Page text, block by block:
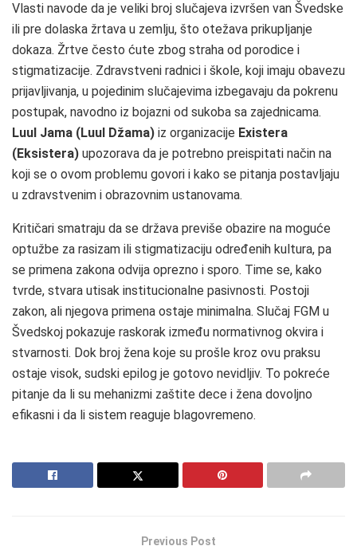
Vlasti navode da je veliki broj slučajeva izvršen van Švedske
ili pre dolaska žrtava u zemlju, što otežava prikupljanje
dokaza. Žrtve često ćute zbog straha od porodice i
stigmatizacije. Zdravstveni radnici i škole, koji imaju obavezu
prijavljivanja, u pojedinim slučajevima izbegavaju da pokrenu
postupak, navodno iz bojazni od sukoba sa zajednicama.
Luul Jama (Luul Džama) iz organizacije Existera
(Eksistera) upozorava da je potrebno preispitati način na
koji se o ovom problemu govori i kako se pitanja postavljaju
u zdravstvenim i obrazovnim ustanovama.
Kritičari smatraju da se država previše obazire na moguće
optužbe za rasizam ili stigmatizaciju određenih kultura, pa
se primena zakona odvija oprezno i sporo. Time se, kako
tvrde, stvara utisak institucionalne pasivnosti. Postoji
zakon, ali njegova primena ostaje minimalna. Slučaj FGM u
Švedskoj pokazuje raskorak između normativnog okvira i
stvarnosti. Dok broj žena koje su prošle kroz ovu praksu
ostaje visok, sudski epilog je gotovo nevidljiv. To pokreće
pitanje da li su mehanizmi zaštite dece i žena dovoljno
efikasni i da li sistem reaguje blagovremeno.
Previous Post